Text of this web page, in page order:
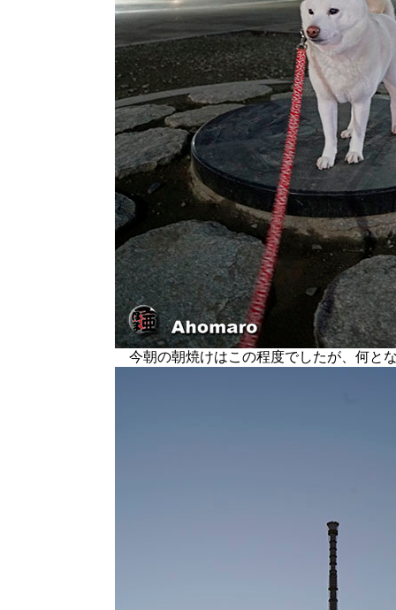
今朝の朝焼けはこの程度でしたが、何と